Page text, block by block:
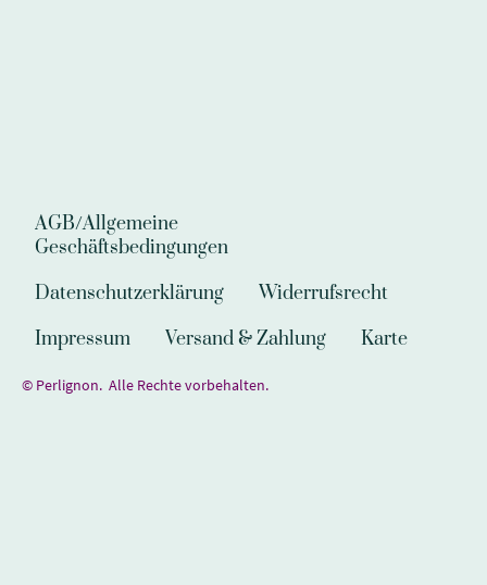
AGB/Allgemeine
Geschäftsbedingungen
Datenschutzerklärung
Widerrufsrecht
Impressum
Versand & Zahlung Karte
© Perlignon. Alle Rechte vorbehalten.